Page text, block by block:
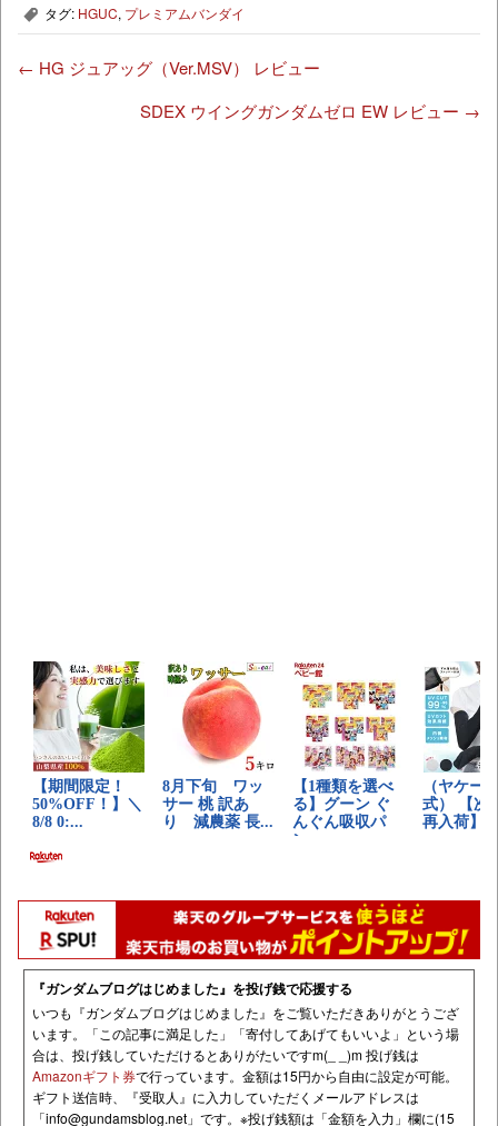
, タグ: HGUC, プレミアムバンダイ
← HG ジュアッグ（Ver.MSV） レビュー
SDEX ウイングガンダムゼロ EW レビュー →
『ガンダムブログはじめました』を投げ銭で応援する
いつも『ガンダムブログはじめました』をご覧いただきありがとうござ
います。「この記事に満足した」「寄付してあげてもいいよ」という場
合は、投げ銭していただけるとありがたいですm(_ _)m 投げ銭は
Amazonギフト券で行っています。金額は15円から自由に設定が可能。
ギフト送信時、『受取人』に入力していただくメールアドレスは
「info@gundamsblog.net 」です。 ※投げ銭額は「金額を入力」欄に(15